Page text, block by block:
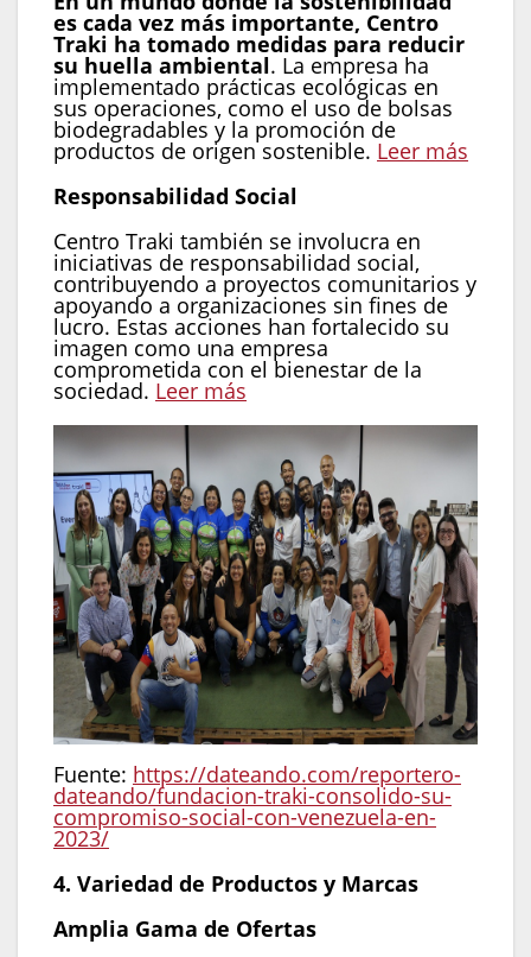
es cada vez más importante, Centro
Traki ha tomado medidas para reducir
su huella ambiental. La empresa ha
implementado prácticas ecológicas en
sus operaciones, como el uso de bolsas
biodegradables y la promoción de
productos de origen sostenible. Leer más
Responsabilidad Social
Centro Traki también se involucra en
iniciativas de responsabilidad social,
contribuyendo a proyectos comunitarios y
apoyando a organizaciones sin fines de
lucro. Estas acciones han fortalecido su
imagen como una empresa
comprometida con el bienestar de la
sociedad. Leer más
Fuente: https://dateando.com/reportero-
dateando/fundacion-traki-consolido-su-
compromiso-social-con-venezuela-en-
2023/
4. Variedad de Productos y Marcas
Amplia Gama de Ofertas